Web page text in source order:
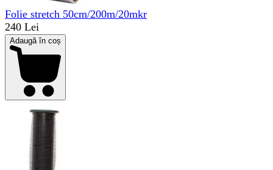
Folie stretch 50cm/200m/20mkr
240 Lei
Adaugă în coș